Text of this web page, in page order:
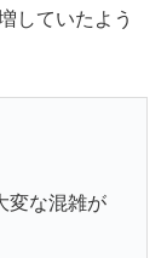
していたよう
変な混雑が